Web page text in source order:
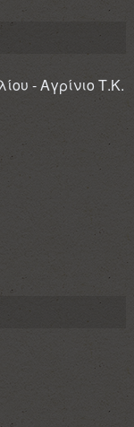
- Αγρίνιο Τ.Κ.